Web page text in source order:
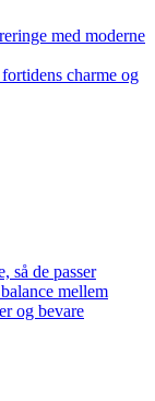
med moderne
charme og
så de passer
mellem
og bevare